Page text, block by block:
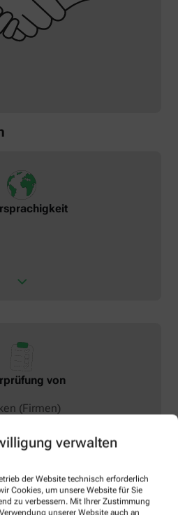
verwalten
der Website technisch erforderlich
Cookies, um unsere Website für Sie
zu verbessern. Mit Ihrer Zustimmung
unserer Website auch an
von
(Firmen)